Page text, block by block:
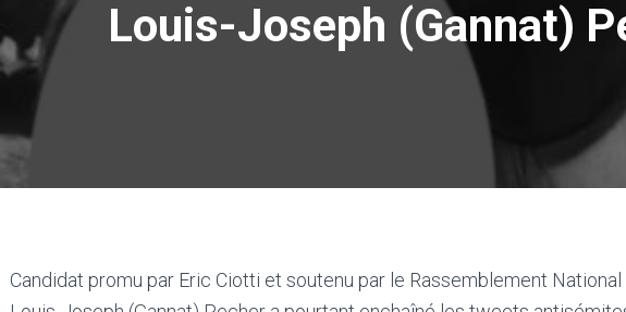
Louis-Joseph (Gannat)
Candidat promu par Eric Ciotti et soutenu par le Rassemblement